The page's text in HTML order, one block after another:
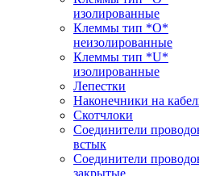
изолированные
Клеммы тип *O*
неизолированные
Клеммы тип *U*
изолированные
Лепестки
Наконечники на
Скотчлоки
Соединители
встык
Соединители
закрытые